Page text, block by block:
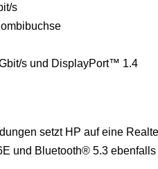
s
s und DisplayPort™ 1.4
setzt HP auf eine
und Bluetooth® 5.3